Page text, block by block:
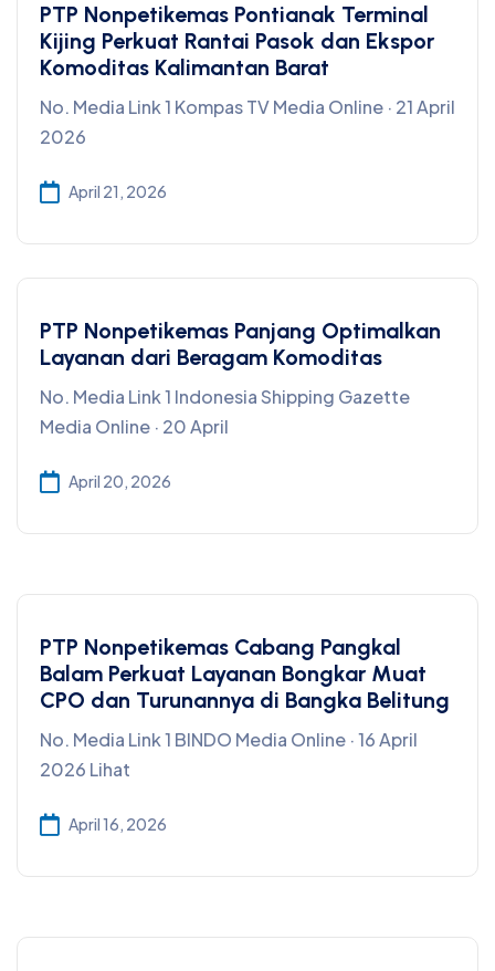
PTP Nonpetikemas Pontianak Terminal
Kijing Perkuat Rantai Pasok dan Ekspor
Komoditas Kalimantan Barat
No. Media Link 1 Kompas TV Media Online · 21 April
2026
April 21, 2026
PTP Nonpetikemas Panjang Optimalkan
Layanan dari Beragam Komoditas
No. Media Link 1 Indonesia Shipping Gazette
Media Online · 20 April
April 20, 2026
PTP Nonpetikemas Cabang Pangkal
Balam Perkuat Layanan Bongkar Muat
CPO dan Turunannya di Bangka Belitung
No. Media Link 1 BINDO Media Online · 16 April
2026 Lihat
April 16, 2026